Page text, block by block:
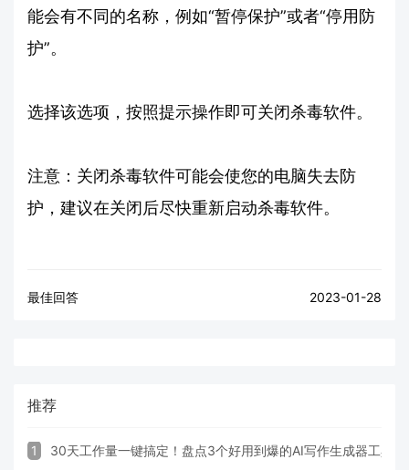
能会有不同的名称，例如“暂停保护”或者“停用防
护”。
选择该选项，按照提示操作即可关闭杀毒软件。
注意：关闭杀毒软件可能会使您的电脑失去防
护，建议在关闭后尽快重新启动杀毒软件。
最佳回答 2023-01-28
推荐
1 30天工作量一键搞定！盘点3个好用到爆的AI写作生成器工具